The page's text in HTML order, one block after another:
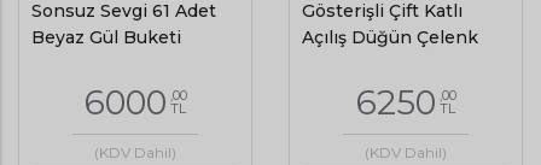
Sonsuz Sevgi 61 Adet
Beyaz Gül Buketi
6000 ,00
TL
(KDV Dahil)
Gösterişli Çift Katlı
Açılış Düğün Çelenk
6250 ,00
TL
(KDV Dahil)